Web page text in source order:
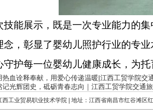
技能展示，既是一次专业能力的
念，彰显了婴幼儿照护行业的专
守护每一位婴幼儿健康成长，为
热血诠释奉献，用爱心传递温暖|江西工贸学院交
记光辉团史，砥砺青春志向｜江西工贸学院交通
西工业贸易职业技术学院 | 地址：江西省南昌市红谷滩